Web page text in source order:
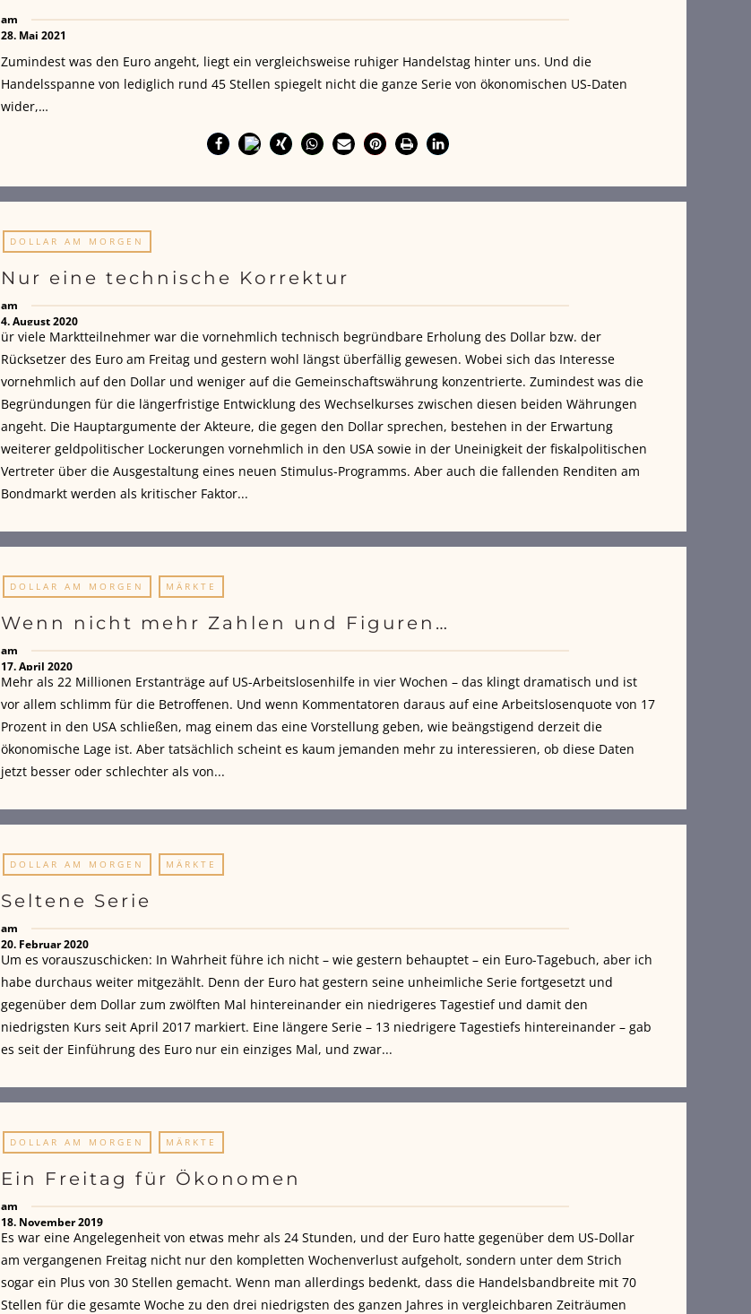
am
28. Mai 2021
Zumindest was den Euro angeht, liegt ein vergleichsweise ruhiger Handelstag hinter uns. Und die
Handelsspanne von lediglich rund 45 Stellen spiegelt nicht die ganze Serie von ökonomischen US-Daten
wider,…
DOLLAR AM MORGEN
Nur eine technische Korrektur
am
4. August 2020
ür viele Marktteilnehmer war die vornehmlich technisch begründbare Erholung des Dollar bzw. der
Rücksetzer des Euro am Freitag und gestern wohl längst überfällig gewesen. Wobei sich das Interesse
vornehmlich auf den Dollar und weniger auf die Gemeinschaftswährung konzentrierte. Zumindest was die
Begründungen für die längerfristige Entwicklung des Wechselkurses zwischen diesen beiden Währungen
angeht. Die Hauptargumente der Akteure, die gegen den Dollar sprechen, bestehen in der Erwartung
weiterer geldpolitischer Lockerungen vornehmlich in den USA sowie in der Uneinigkeit der fiskalpolitischen
Vertreter über die Ausgestaltung eines neuen Stimulus-Programms. Aber auch die fallenden Renditen am
Bondmarkt werden als kritischer Faktor...
DOLLAR AM MORGEN MÄRKTE
Wenn nicht mehr Zahlen und Figuren…
am
17. April 2020
Mehr als 22 Millionen Erstanträge auf US-Arbeitslosenhilfe in vier Wochen – das klingt dramatisch und ist
vor allem schlimm für die Betroffenen. Und wenn Kommentatoren daraus auf eine Arbeitslosenquote von 17
Prozent in den USA schließen, mag einem das eine Vorstellung geben, wie beängstigend derzeit die
ökonomische Lage ist. Aber tatsächlich scheint es kaum jemanden mehr zu interessieren, ob diese Daten
jetzt besser oder schlechter als von...
DOLLAR AM MORGEN MÄRKTE
Seltene Serie
am
20. Februar 2020
Um es vorauszuschicken: In Wahrheit führe ich nicht – wie gestern behauptet – ein Euro-Tagebuch, aber ich
habe durchaus weiter mitgezählt. Denn der Euro hat gestern seine unheimliche Serie fortgesetzt und
gegenüber dem Dollar zum zwölften Mal hintereinander ein niedrigeres Tagestief und damit den
niedrigsten Kurs seit April 2017 markiert. Eine längere Serie – 13 niedrigere Tagestiefs hintereinander – gab
es seit der Einführung des Euro nur ein einziges Mal, und zwar...
DOLLAR AM MORGEN MÄRKTE
Ein Freitag für Ökonomen
am
18. November 2019
Es war eine Angelegenheit von etwas mehr als 24 Stunden, und der Euro hatte gegenüber dem US-Dollar
am vergangenen Freitag nicht nur den kompletten Wochenverlust aufgeholt, sondern unter dem Strich
sogar ein Plus von 30 Stellen gemacht. Wenn man allerdings bedenkt, dass die Handelsbandbreite mit 70
Stellen für die gesamte Woche zu den drei niedrigsten des ganzen Jahres in vergleichbaren Zeiträumen